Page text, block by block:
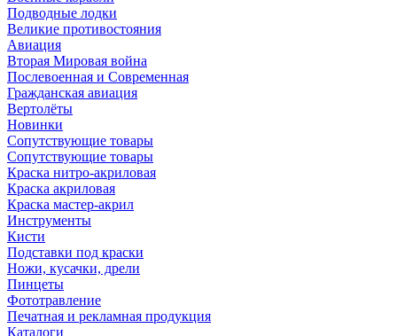
Подводные лодки
Великие противостояния
Авиация
Вторая Мировая война
Послевоенная и Современная
Гражданская авиация
Вертолёты
Новинки
Сопутствующие товары
Сопутствующие товары
Краска нитро-акриловая
Краска акриловая
Краска мастер-акрил
Инструменты
Кисти
Подставки под краски
Ножи, кусачки, дрели
Пинцеты
Фототравление
Печатная и рекламная продукция
Каталоги